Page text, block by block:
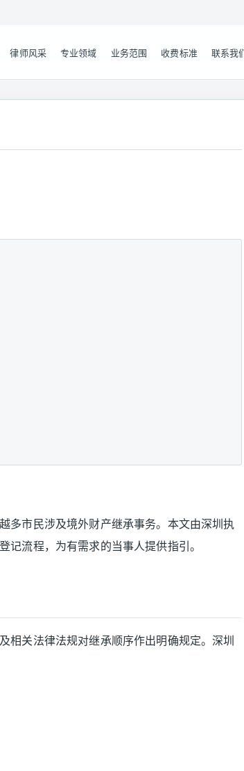
律师风采 专业领域 业务范围 收费标准 联系我
多市民涉及境外财产继承事务。本文由深圳执
流程，为有需求的当事人提供指引。
相关法律法规对继承顺序作出明确规定。深圳